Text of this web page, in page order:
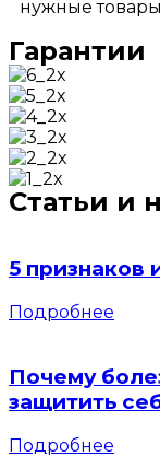
нужные
Гарантии
Статьи и
5 признаков
Подробнее
Почему
защитить
Подробнее